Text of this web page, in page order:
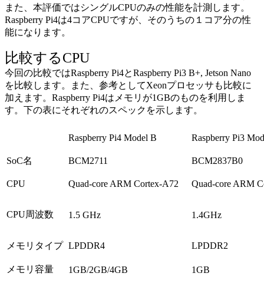
また、本評価ではシングルCPUのみの性能を計測します。
Raspberry Pi4は4コアCPUですが、そのうちの１コア分の性
能になります。
比較するCPU
今回の比較ではRaspberry Pi4とRaspberry Pi3 B+, Jetson Nano
を比較します。また、参考としてXeonプロセッサも比較に
加えます。Raspberry Pi4はメモリが1GBのものを利用しま
す。下の表にそれぞれのスペックを示します。
Raspberry Pi4 Model B Raspberry Pi3
SoC名 BCM2711 BCM2837B0
CPU Quad-core ARM Cortex-A72 Quad-core ARM
CPU周波数 1.5 GHz 1.4GHz
メモリタイプ LPDDR4 LPDDR2
メモリ容量 1GB/2GB/4GB 1GB